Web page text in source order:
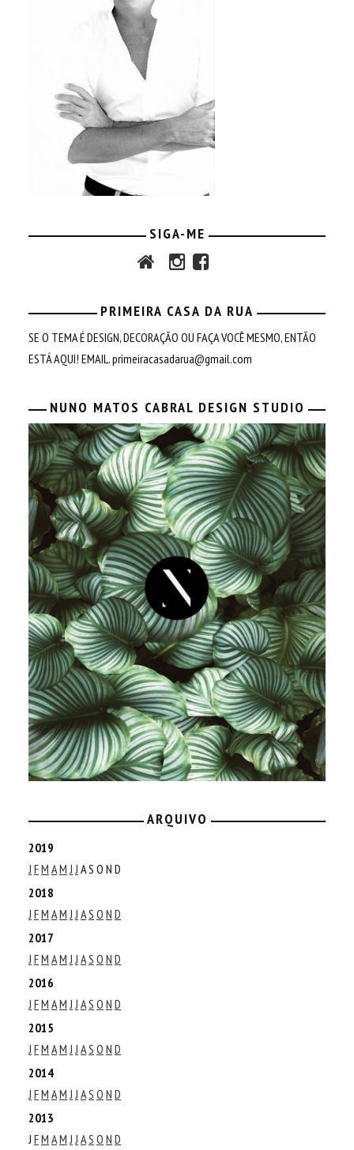
SIGA-ME
PRIMEIRA CASA DA RUA
SE O TEMA É DESIGN, DECORAÇÃO OU FAÇA VOCÊ MESMO, ENTÃO
ESTÁ AQUI! EMAIL.primeiracasadarua@gmail.com
NUNO MATOS CABRAL DESIGN STUDIO
ARQUIVO
2019
J FM AM J J AS O N D
2018
J FM AM J J AS O N D
2017
J FM AM J J AS O N D
2016
J FM AM J J AS O N D
2015
J FM AM J J AS O N D
2014
J FM AM J J AS O N D
2013
J FM AM J J AS O N D